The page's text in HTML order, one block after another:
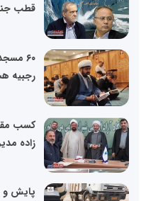
قطب
۶۰
رجبیه
کسب
زاده
پایش و